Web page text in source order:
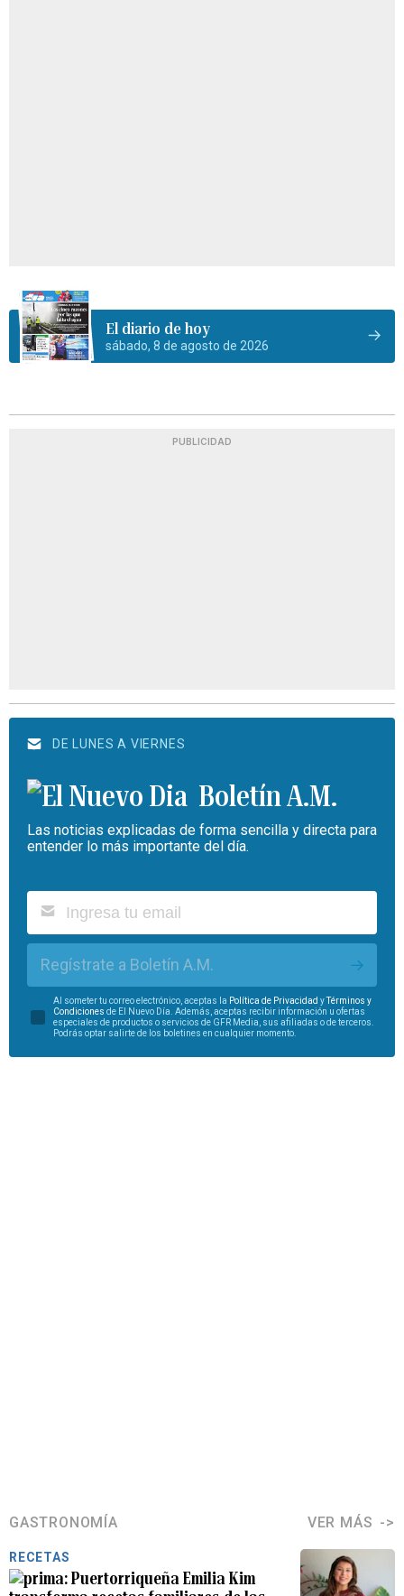
El diario de hoy
sábado, 8 de agosto de 2026
PUBLICIDAD
DE LUNES A VIERNES
Boletín A.M.
Las noticias explicadas de forma sencilla y directa para
entender lo más importante del día.
Regístrate a Boletín A.M.
Al someter tu correo electrónico, aceptas la Política de Privacidad yTérminos y
Condiciones de El Nuevo Día. Además, aceptas recibir información u ofertas
especiales de productos o servicios de GFR Media, sus afiliadas o de terceros.
Podrás optar salirte de los boletines en cualquier momento.
GASTRONOMÍA VER MÁS
RECETAS
Puertorriqueña Emilia Kim